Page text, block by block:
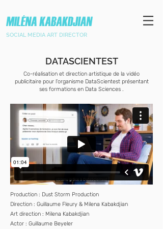
SOCIAL MEDIA ART DIRECTOR
DATASCIENTEST
Co-réalisation et direction artistique de la vidéo
publicitaire pour l'organisme DataScientest présentant
ses formations en Data Sciences .
Production : Dust Storm Production
Direction : Guillaume Fleury & Milena Kabakdjian
Art direction : Milena Kabakdjian
Actor : Guillaume Beyeler